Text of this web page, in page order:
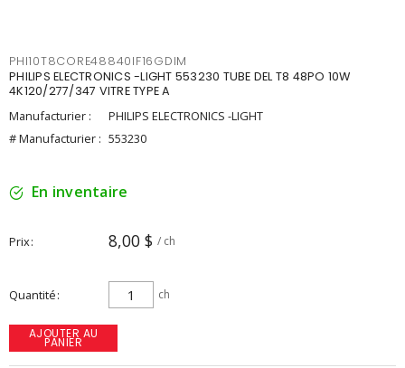
PHI10T8CORE48840IF16GDIM
PHILIPS ELECTRONICS -LIGHT 553230 TUBE DEL T8 48PO 10W
4K120/277/347 VITRE TYPE A
Manufacturier :
PHILIPS ELECTRONICS -LIGHT
# Manufacturier : 553230
En inventaire
Prix 8,00 $ / ch
Quantité ch
AJOUTER AU
PANIER